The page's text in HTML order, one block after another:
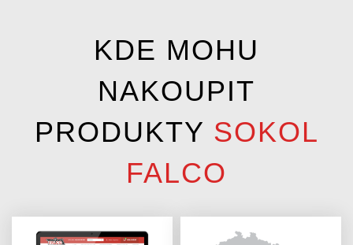
KDE MOHU
NAKOUPIT
PRODUKTY SOKOL
FALCO